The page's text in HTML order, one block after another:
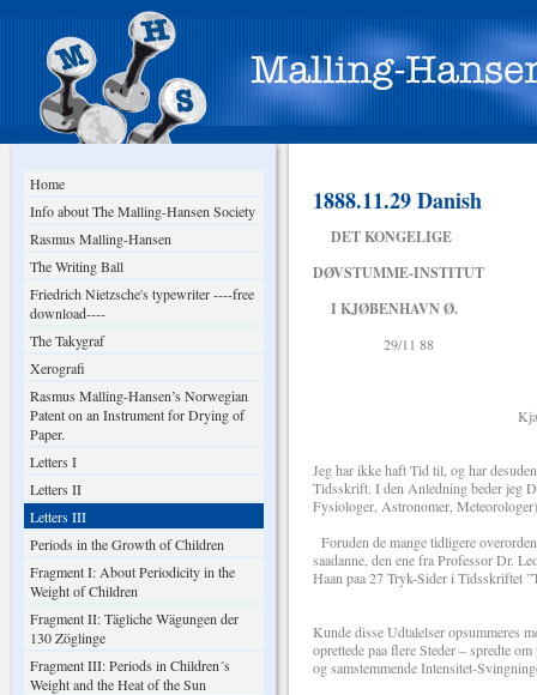
Home
Info about The Malling-Hansen Society
Rasmus Malling-Hansen
The Writing Ball
Friedrich Nietzsche's typewriter ----free
download----
The Takygraf
Xerografi
Rasmus Malling-Hansen’s Norwegian
Patent on an Instrument for Drying of
Paper.
Letters I
Letters II
Letters III
Periods in the Growth of Children
Fragment I: About Periodicity in the
Weight of Children
Fragment II: Tägliche Wägungen der
130 Zöglinge
Fragment III: Periods in Children´s
Weight and the Heat of the Sun
1888.11.29 Danish
DET KONGELIGE
DØVSTUMME-INSTITUT
I KJØBENHAVN Ø.
29/11 88
Kjære Hr.
Jeg har ikke haft Tid til, og har
Tidsskrift. I den Anledning beder jeg
Fysiologer, Astronomer,
Foruden de mange tidligere
saadanne, den ene fra Professor Dr.
Haan paa 27 Tryk-Sider i Tidsskriftet
Kunde disse Udtalelser opsummeres
oprettede paa flere Steder – spredte
og samstemmende Intensitet-